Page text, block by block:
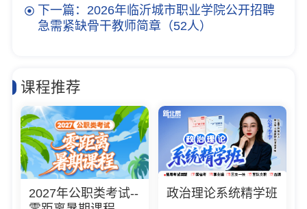
下一篇：2026年临沂城市职业学院公开招聘
急需紧缺骨干教师简章（52人）
课程推荐
2027年公职类考试--
政治理论系统精学班